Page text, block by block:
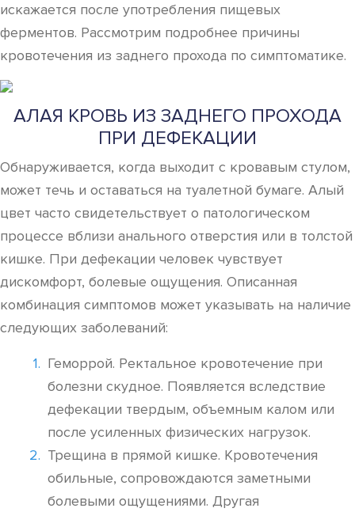
искажается после употребления пищевых
ферментов. Рассмотрим подробнее причины
кровотечения из заднего прохода по симптоматике.
АЛАЯ КРОВЬ ИЗ ЗАДНЕГО ПРОХОДА
ПРИ ДЕФЕКАЦИИ
Обнаруживается, когда выходит с кровавым стулом,
может течь и оставаться на туалетной бумаге. Алый
цвет часто свидетельствует о патологическом
процессе вблизи анального отверстия или в толстой
кишке. При дефекации человек чувствует
дискомфорт, болевые ощущения. Описанная
комбинация симптомов может указывать на наличие
следующих заболеваний:
Геморрой. Ректальное кровотечение при
болезни скудное. Появляется вследствие
дефекации твердым, объемным калом или
после усиленных физических нагрузок.
Трещина в прямой кишке. Кровотечения
обильные, сопровождаются заметными
болевыми ощущениями. Другая